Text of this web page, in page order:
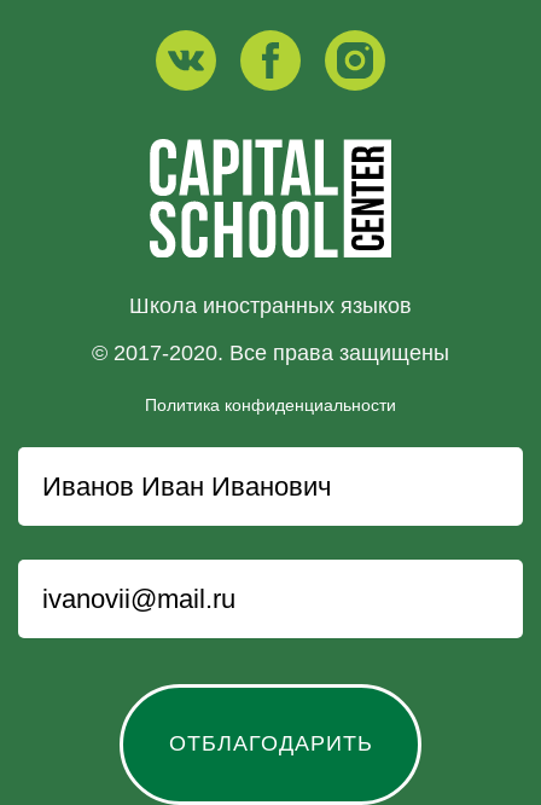
Школа иностранных языков
© 2017-2020. Все права защищены
Политика конфиденциальности
ОТБЛАГОДАРИТЬ